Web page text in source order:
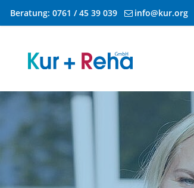
Beratung: 0761 / 45 39 039 info@kur.org